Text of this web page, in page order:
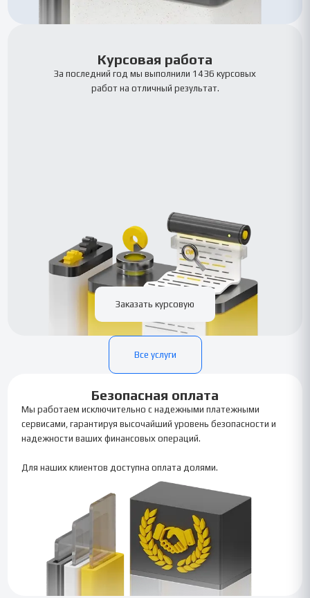
Курсовая работа
За последний год мы выполнили 1436 курсовых
работ на отличный результат.
Заказать курсовую
Все услуги
Безопасная оплата
Мы работаем исключительно с надежными платежными
сервисами, гарантируя высочайший уровень безопасности и
надежности ваших финансовых операций.
Для наших клиентов доступна оплата долями.